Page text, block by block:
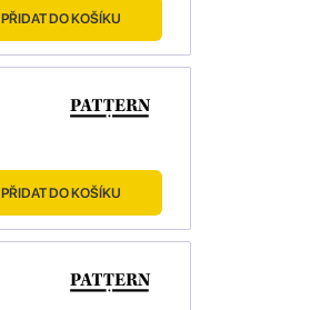
PŘIDAT DO KOŠÍKU
PŘIDAT DO KOŠÍKU